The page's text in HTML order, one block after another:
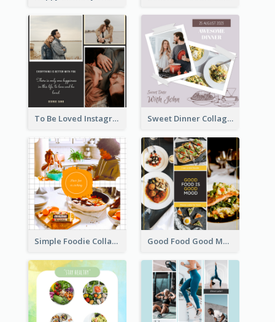
To Be Loved Instagram Post Sweet Dinner Collage Instagram Post
Simple Foodie Collage Instagram Post Good Food Good Mood Instagram Post